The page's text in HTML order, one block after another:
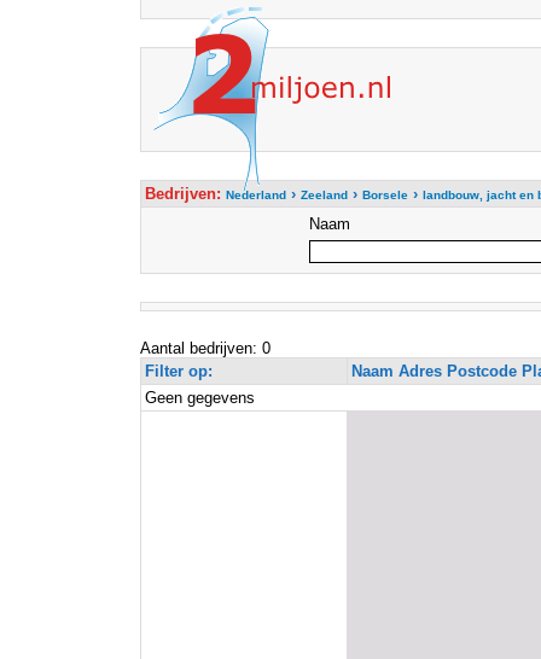
Bedrijven: Nederland› Zeeland› Borsele› landbouw, jacht en
Naam
Aantal bedrijven: 0
Filter op:
Naam Adres Postcode
Geen gegevens